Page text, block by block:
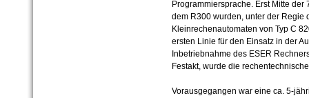
Programmiersprache. Erst Mitte
dem R300 wurden, unter der Regie
Kleinrechenautomaten von Typ C
ersten Linie für den Einsatz in der
Inbetriebnahme des ESER
Festakt, wurde die
Vorausgegangen war eine ca. 5-